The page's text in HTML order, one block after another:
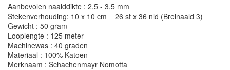
Aanbevolen naalddikte : 2,5 - 3,5 mm
Stekenverhouding: 10 x 10 cm = 26 st x 36 nld (Breinaald 3)
Gewicht : 50 gram
Looplengte : 125 meter
Machinewas : 40 graden
Materiaal : 100% Katoen
Merknaam : Schachenmayr Nomotta